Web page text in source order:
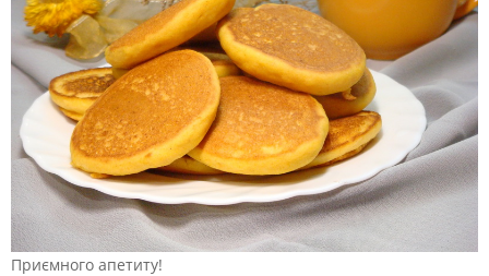
Приємного апетиту!